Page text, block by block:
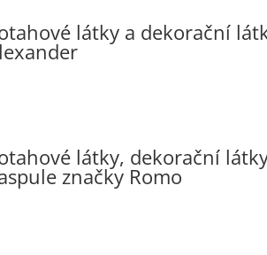
látky a dekorační
látky, dekorační
značky Romo